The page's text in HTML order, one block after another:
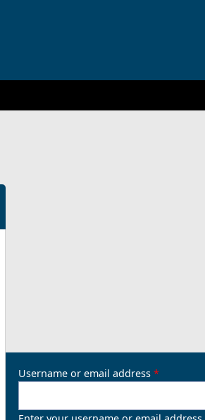
Username or email address